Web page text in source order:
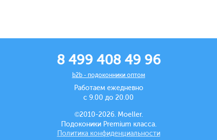
8 499 408 49 96
b2b - подоконники оптом
Работаем ежедневно
с 9.00 до 20.00
©2010-2026. Moeller.
Подоконики Premium класса.
Политика конфиденциальности